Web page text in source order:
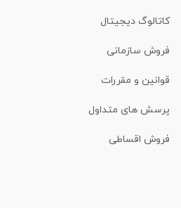
کاتالوگ دیجیتال
فروش سازمانی
قوانین و مقررات
پرسش های متداول
فروش اقساطی